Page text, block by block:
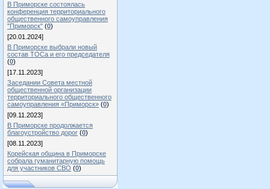
В Приморске состоялась
конференция территориального
общественного самоуправления
"Приморск" (0)
[20.01.2024]
В Приморске выбрали новый
состав ТОСа и его председателя
(0)
[17.11.2023]
Заседании Совета местной
общественной организации
территориального общественного
самоуправления «Приморск» (0)
[09.11.2023]
В Приморске продолжается
благоустройство дорог (0)
[08.11.2023]
Корейская община в Приморске
собрала гуманитарную помощь
для участников СВО (0)